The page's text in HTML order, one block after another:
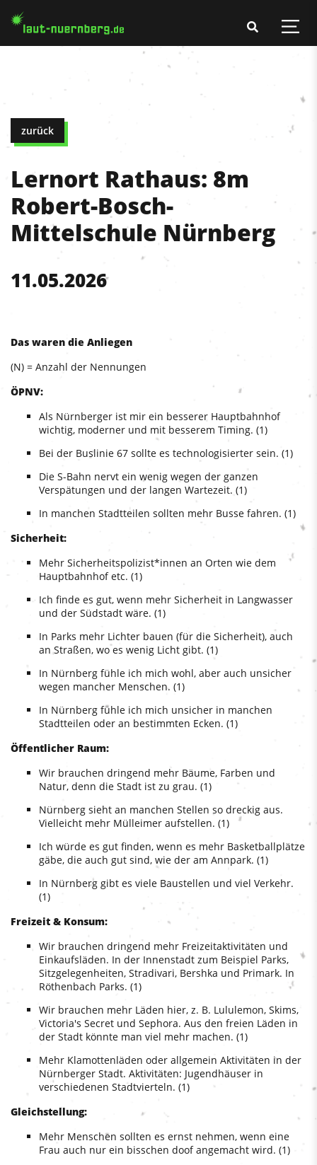
zurück
Lernort Rathaus: 8m
Robert-Bosch-
Mittelschule Nürnberg
11.05.2026
Das waren die Anliegen
(N) = Anzahl der Nennungen
ÖPNV:
Als Nürnberger ist mir ein besserer Hauptbahnhof
wichtig, moderner und mit besserem Timing. (1)
Bei der Buslinie 67 sollte es technologisierter sein. (1)
Die S-Bahn nervt ein wenig wegen der ganzen
Verspätungen und der langen Wartezeit. (1)
In manchen Stadtteilen sollten mehr Busse fahren. (1)
Sicherheit:
Mehr Sicherheitspolizist*innen an Orten wie dem
Hauptbahnhof etc. (1)
Ich finde es gut, wenn mehr Sicherheit in Langwasser
und der Südstadt wäre. (1)
In Parks mehr Lichter bauen (für die Sicherheit), auch
an Straßen, wo es wenig Licht gibt. (1)
In Nürnberg fühle ich mich wohl, aber auch unsicher
wegen mancher Menschen. (1)
In Nürnberg fühle ich mich unsicher in manchen
Stadtteilen oder an bestimmten Ecken. (1)
Öffentlicher Raum:
Wir brauchen dringend mehr Bäume, Farben und
Natur, denn die Stadt ist zu grau. (1)
Nürnberg sieht an manchen Stellen so dreckig aus.
Vielleicht mehr Mülleimer aufstellen. (1)
Ich würde es gut finden, wenn es mehr Basketballplätze
gäbe, die auch gut sind, wie der am Annpark. (1)
In Nürnberg gibt es viele Baustellen und viel Verkehr.
(1)
Freizeit & Konsum:
Wir brauchen dringend mehr Freizeitaktivitäten und
Einkaufsläden. In der Innenstadt zum Beispiel Parks,
Sitzgelegenheiten, Stradivari, Bershka und Primark. In
Röthenbach Parks. (1)
Wir brauchen mehr Läden hier, z. B. Lululemon, Skims,
Victoria's Secret und Sephora. Aus den freien Läden in
der Stadt könnte man viel mehr machen. (1)
Mehr Klamottenläden oder allgemein Aktivitäten in der
Nürnberger Stadt. Aktivitäten: Jugendhäuser in
verschiedenen Stadtvierteln. (1)
Gleichstellung:
Mehr Menschen sollten es ernst nehmen, wenn eine
Frau auch nur ein bisschen doof angemacht wird. (1)